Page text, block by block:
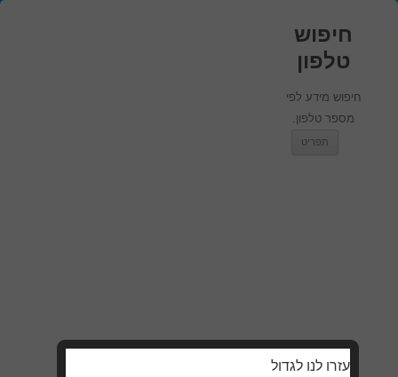
חיפוש
טלפון
חיפוש מידע לפי
מספר טלפון.
תפריט
עזרו לנו לגדול